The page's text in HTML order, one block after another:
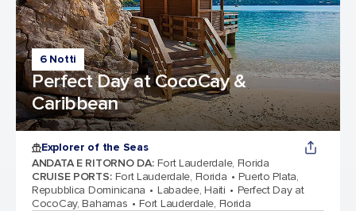
6 Notti
Perfect Day at CocoCay &
Caribbean
Explorer of the Seas
ANDATA E RITORNO DA: Fort Lauderdale, Florida
CRUISE PORTS: Fort Lauderdale, Florida
Puerto Plata,
Repubblica Dominicana
Labadee, Haiti
Perfect Day at
CocoCay, Bahamas
Fort Lauderdale, Florida